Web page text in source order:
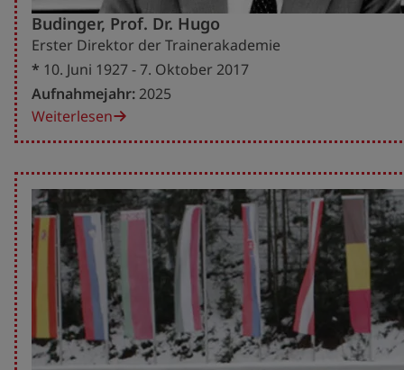
Budinger, Prof. Dr. Hugo
Erster Direktor der Trainerakademie
* 10. Juni 1927 - 7. Oktober 2017
Aufnahmejahr: 2025
Weiterlesen